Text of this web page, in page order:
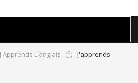
J'Apprends L'anglais
J'apprends